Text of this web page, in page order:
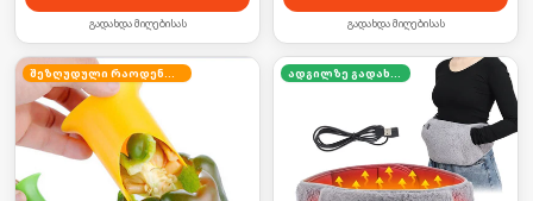
გადახდა მიღებისას გადახდა მიღებისას
შეზღუდული რაოდენობა ადგილზე გადახდა